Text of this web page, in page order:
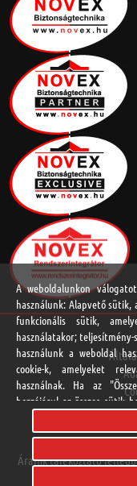
Áraink tájékoztató
A weboldalunkon
használunk: Alapvető sütik,
funkcionális sütik,
használatakor;
használunk a weboldal
cookie-k, amelyeket
használnak. Ha az
hozzájárul az összes sütik
elfogadhat és elutasíthat
vonatkozó beleegyezését.
Adatvédelmi Nyilatkozat